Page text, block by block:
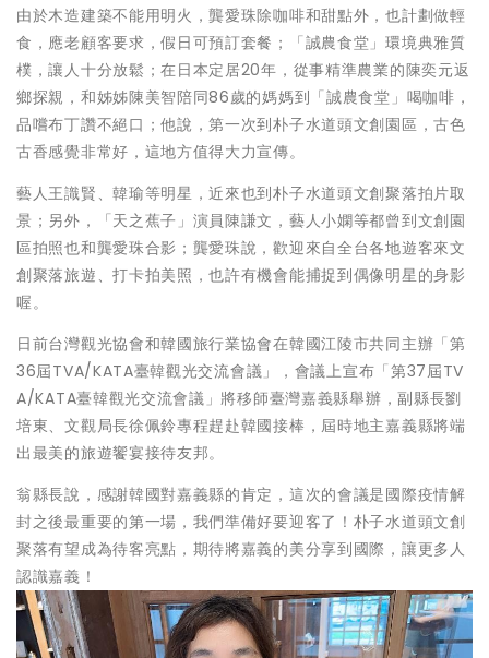
由於木造建築不能用明火，龔愛珠除咖啡和甜點外，也計劃做輕
食，應老顧客要求，假日可預訂套餐；「誠農食堂」環境典雅質
樸，讓人十分放鬆；在日本定居20年，從事精準農業的陳奕元返
鄉探親，和姊姊陳美智陪同86歲的媽媽到「誠農食堂」喝咖啡，
品嚐布丁讚不絕口；他說，第一次到朴子水道頭文創園區，古色
古香感覺非常好，這地方值得大力宣傳。
藝人王識賢、韓瑜等明星，近來也到朴子水道頭文創聚落拍片取
景；另外，「天之蕉子」演員陳謙文，藝人小嫻等都曾到文創園
區拍照也和龔愛珠合影；龔愛珠說，歡迎來自全台各地遊客來文
創聚落旅遊、打卡拍美照，也許有機會能捕捉到偶像明星的身影
喔。
日前台灣觀光協會和韓國旅行業協會在韓國江陵市共同主辦「第
36屆TVA/KATA臺韓觀光交流會議」，會議上宣布「第37屆TV
A/KATA臺韓觀光交流會議」將移師臺灣嘉義縣舉辦，副縣長劉
培東、文觀局長徐佩鈴專程趕赴韓國接棒，屆時地主嘉義縣將端
出最美的旅遊饗宴接待友邦。
翁縣長說，感謝韓國對嘉義縣的肯定，這次的會議是國際疫情解
封之後最重要的第一場，我們準備好要迎客了！朴子水道頭文創
聚落有望成為待客亮點，期待將嘉義的美分享到國際，讓更多人
認識嘉義！